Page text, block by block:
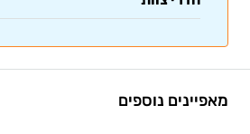
מאפיינים נוספים